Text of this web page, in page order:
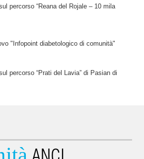
percorso “Reana del Rojale – 10 mila
"Infopoint diabetologico di comunità"
percorso “Prati del Lavia” di Pasian di